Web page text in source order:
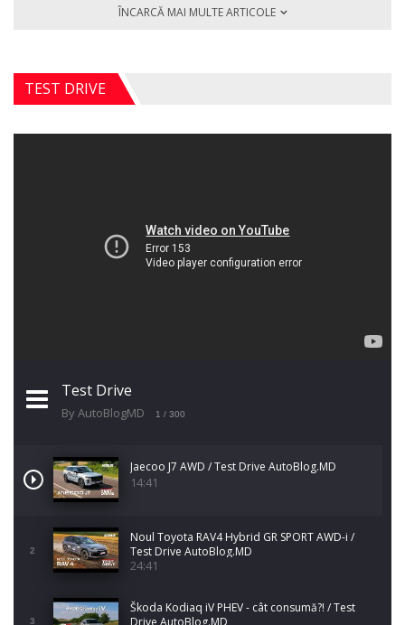
ÎNCARCĂ MAI MULTE ARTICOLE
TEST DRIVE
Test Drive
By AutoBlogMD 1 / 300
Jaecoo J7 AWD / Test Drive AutoBlog.MD
14:41
2
Noul Toyota RAV4 Hybrid GR SPORT AWD-i /
Test Drive AutoBlog.MD
24:41
3
Škoda Kodiaq iV PHEV - cât consumă?! / Test
Drive AutoBlog.MD